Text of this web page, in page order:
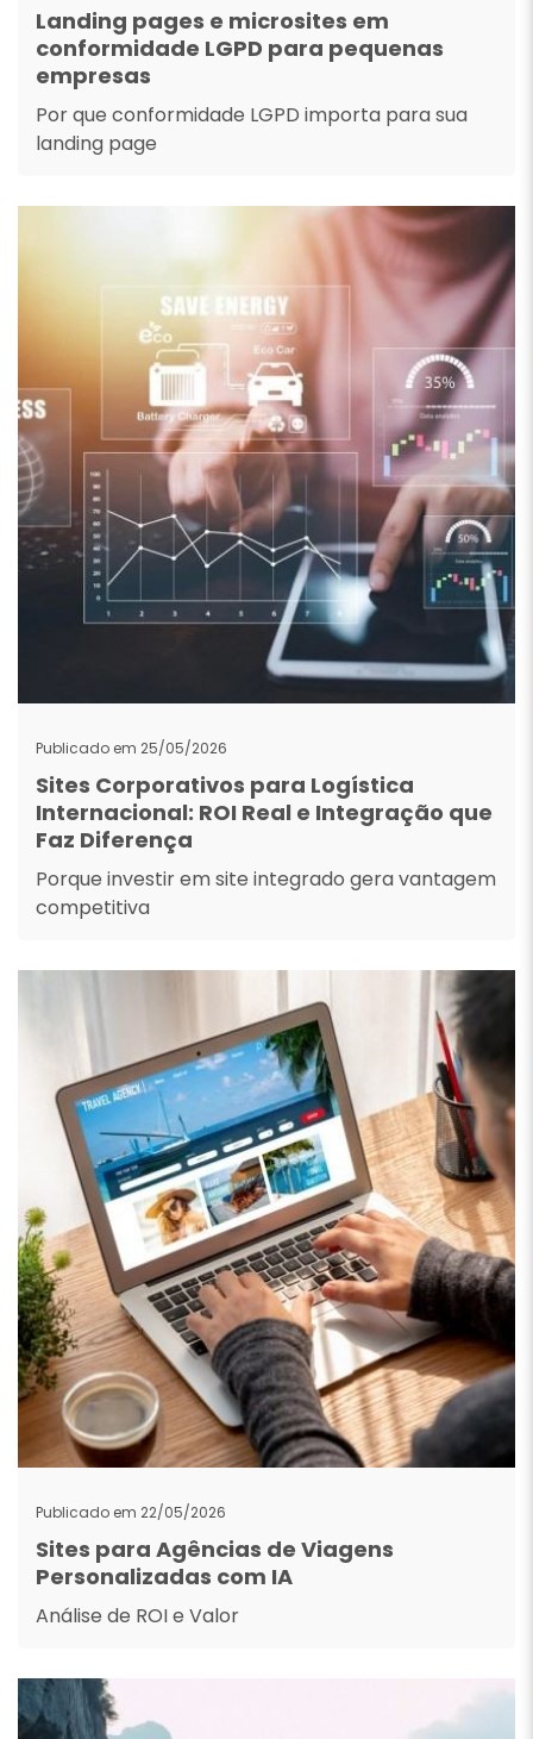
Landing pages e microsites em
conformidade LGPD para pequenas
empresas
Por que conformidade LGPD importa para sua
landing page
Publicado em 25/05/2026
Sites Corporativos para Logística
Internacional: ROI Real e Integração que
Faz Diferença
Porque investir em site integrado gera vantagem
competitiva
Publicado em 22/05/2026
Sites para Agências de Viagens
Personalizadas com IA
Análise de ROI e Valor